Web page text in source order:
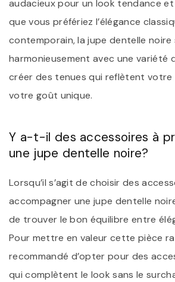
audacieux pour un look tendance et
que vous préfériez l’élégance
contemporain, la jupe dentelle noire
harmonieusement avec une variété
créer des tenues qui reflètent
votre goût unique.
Y a-t-il des accessoires à
une jupe dentelle noire?
Lorsqu’il s’agit de choisir des
accompagner une jupe dentelle
de trouver le bon équilibre entre
Pour mettre en valeur cette pièce
recommandé d’opter pour des
qui complètent le look sans le